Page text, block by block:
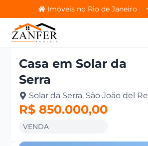
Imóveis no Rio de Janeiro
Casa emSolar da
Serra
Solar da Serra, São João del
R$ 850.000,00
VENDA